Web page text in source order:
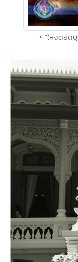
• "ให้จิตยึด